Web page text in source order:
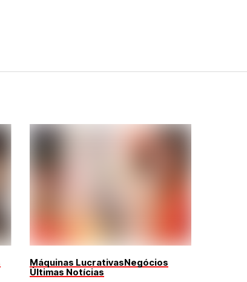
Máquinas LucrativasNegócios
Últimas Notícias